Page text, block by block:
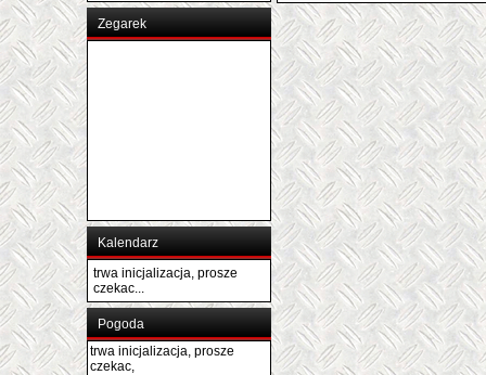
Zegarek
Kalendarz
trwa inicjalizacja, prosze
czekac...
Pogoda
trwa inicjalizacja, prosze
czekac,